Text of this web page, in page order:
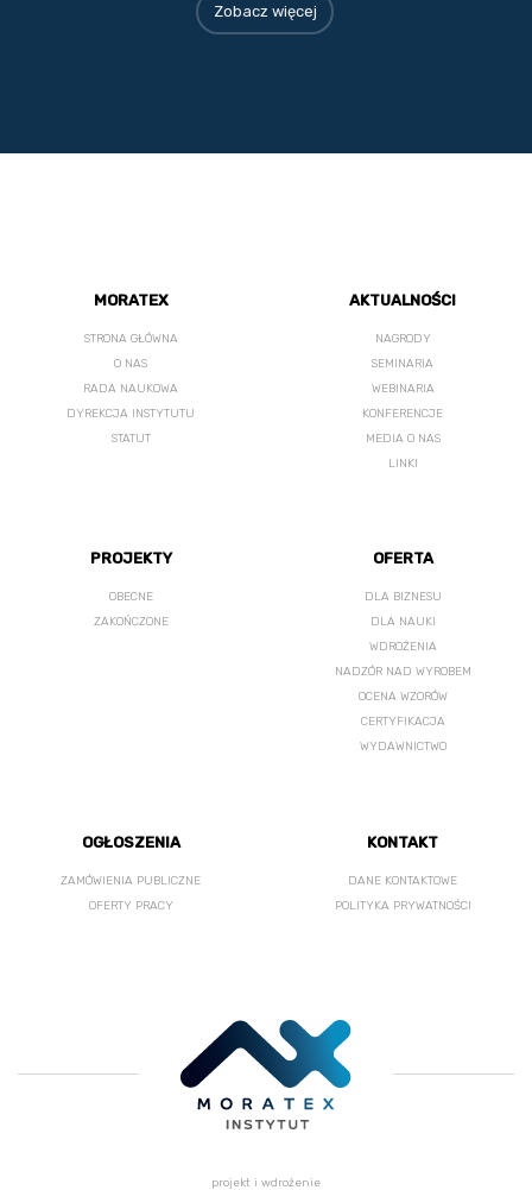
Zobacz więcej
MORATEX
STRONA GŁÓWNA
O NAS
RADA NAUKOWA
DYREKCJA INSTYTUTU
STATUT
AKTUALNOŚCI
NAGRODY
SEMINARIA
WEBINARIA
KONFERENCJE
MEDIA O NAS
LINKI
PROJEKTY
OBECNE
ZAKOŃCZONE
OFERTA
DLA BIZNESU
DLA NAUKI
WDROŻENIA
NADZÓR NAD WYROBEM
OCENA WZORÓW
CERTYFIKACJA
WYDAWNICTWO
OGŁOSZENIA
ZAMÓWIENIA PUBLICZNE
OFERTY PRACY
KONTAKT
DANE KONTAKTOWE
POLITYKA PRYWATNOŚCI
projekt i wdrożenie